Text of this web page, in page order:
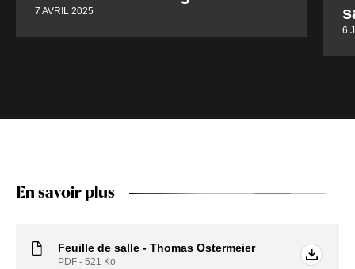
7 AVRIL 2025
6
En savoir plus
Feuille de salle - Thomas Ostermeier
PDF - 521 Ko